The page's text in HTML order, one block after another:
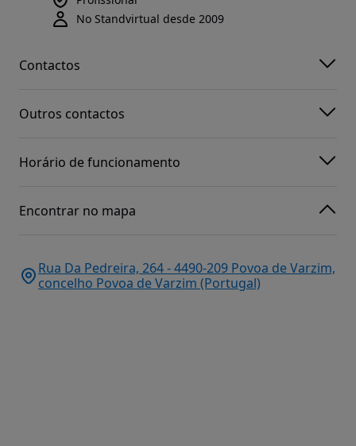
No Standvirtual desde 2009
Contactos
Outros contactos
Horário de funcionamento
Encontrar no mapa
Rua Da Pedreira, 264 - 4490-209 Povoa de Varzim,
concelho Povoa de Varzim (Portugal)